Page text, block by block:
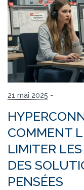
21 mai 2025 -
COMMENT
LIMITER
DES
PENSÉES